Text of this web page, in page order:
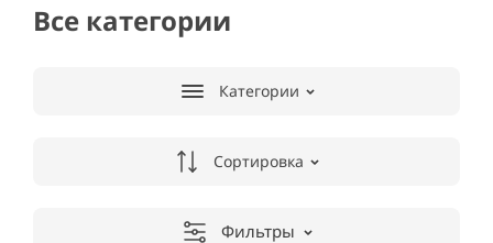
Все категории
Категории
Сортировка
Фильтры